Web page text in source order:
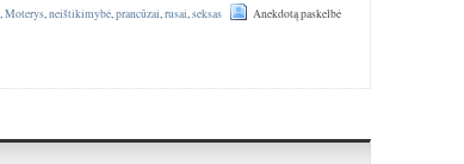
,Moterys,neištikimybė,prancūzai,rusai,seksas
Anekdotą paskelbė